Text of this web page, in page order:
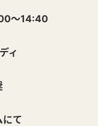
～14:40
ィ
て